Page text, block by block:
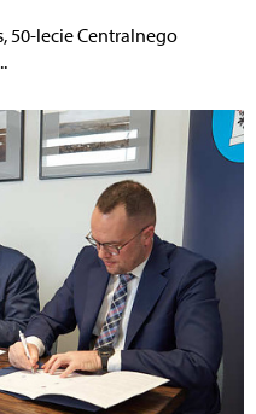
50-lecie Centralnego